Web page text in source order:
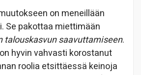
on meneillään
Se pakottaa miettimään
talouskasvun saavuttamiseen.
hyvin vahvasti korostanut
roolia etsittäessä keinoja